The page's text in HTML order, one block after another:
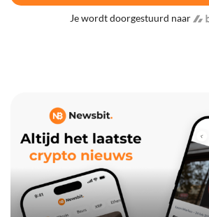
Je wordt doorgestuurd naar